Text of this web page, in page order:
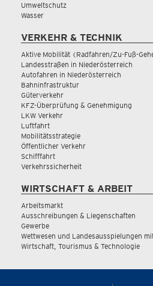
Umweltschutz
Wasser
VERKEHR & TECHNIK
Aktive Mobilität (Radfahren/Zu-Fuß-
Landesstraßen in Niederösterreich
Autofahren in Niederösterreich
Bahninfrastruktur
Güterverkehr
KFZ-Überprüfung & Genehmigung
LKW Verkehr
Luftfahrt
Mobilitätsstrategie
Öffentlicher Verkehr
Schifffahrt
Verkehrssicherheit
WIRTSCHAFT & ARBEIT
Arbeitsmarkt
Ausschreibungen & Liegenschaften
Gewerbe
Wettwesen und Landesausspielungen
Wirtschaft, Tourismus & Technologie